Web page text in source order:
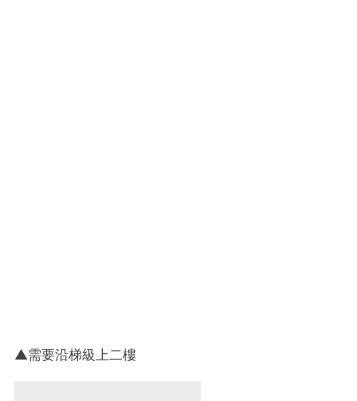
▲需要沿梯級上二樓